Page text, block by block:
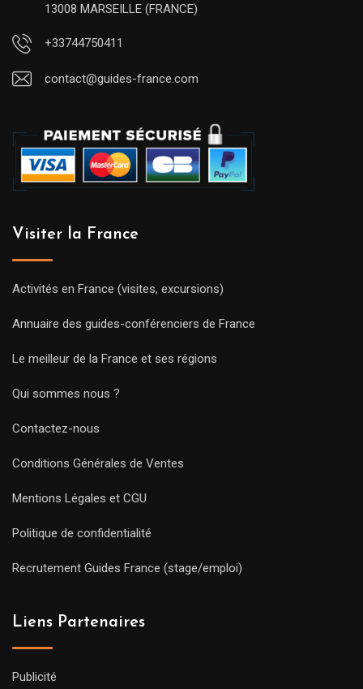
13008 MARSEILLE (FRANCE)
+33744750411
contact@guides-france.com
Visiter la France
Activités en France (visites, excursions)
Annuaire des guides-conférenciers de France
Le meilleur de la France et ses régions
Qui sommes nous ?
Contactez-nous
Conditions Générales de Ventes
Mentions Légales et CGU
Politique de confidentialité
Recrutement Guides France (stage/emploi)
Liens Partenaires
Publicité